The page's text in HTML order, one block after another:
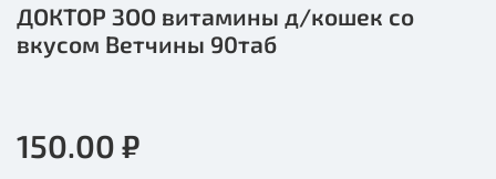
ДОКТОР ЗОО витамины д/кошек со
вкусом Ветчины 90таб
150.00 ₽